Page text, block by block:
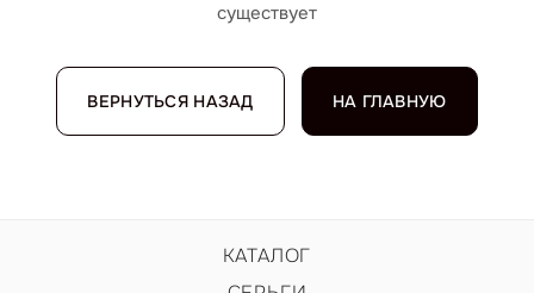
существует
ВЕРНУТЬСЯ НАЗАД НА ГЛАВНУЮ
КАТАЛОГ